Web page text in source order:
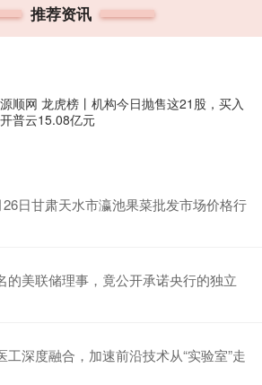
推荐资讯
源顺网 龙虎榜丨机构今日抛售这21股，买入
开普云15.08亿元
日甘肃天水市瀛池果菜批发市场价格行
的美联储理事，竟公开承诺央行的独立
深度融合，加速前沿技术从“实验室”走